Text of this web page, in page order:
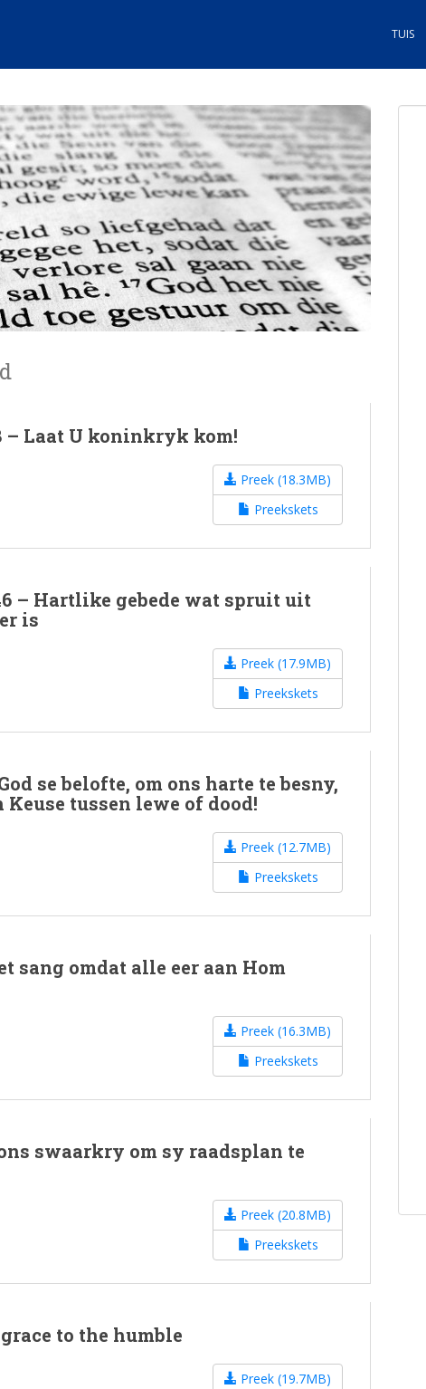
TUIS
– Laat U koninkryk kom!
Preek (18.3MB)
Preekskets
– Hartlike gebede wat spruit uit
is
Preek (17.9MB)
Preekskets
se belofte, om ons harte te besny,
tussen lewe of dood!
Preek (12.7MB)
Preekskets
sang omdat alle eer aan Hom
Preek (16.3MB)
Preekskets
swaarkry om sy raadsplan te
Preek (20.8MB)
Preekskets
to the humble
Preek (19.7MB)